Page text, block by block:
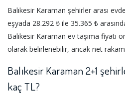
Balıkesir Karaman şehirler arası
eşyada 28.292 ₺ ile 35.365 ₺
Balıkesir Karaman ev taşıma fiyatı
olarak belirlenebilir, ancak net
Balıkesir Karaman 2+1
kaç TL?